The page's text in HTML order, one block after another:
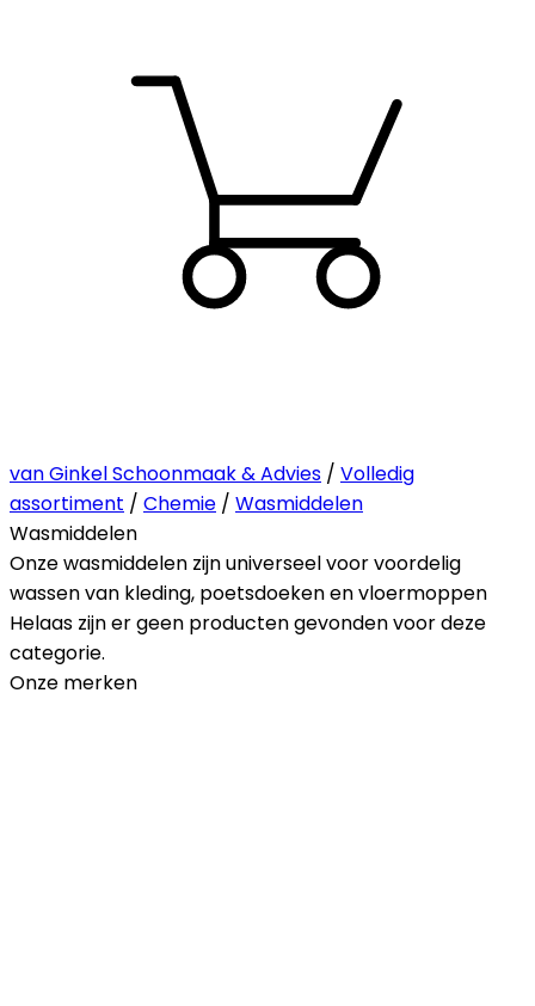
van Ginkel Schoonmaak & Advies / Volledig
assortiment / Chemie / Wasmiddelen
Wasmiddelen
Onze wasmiddelen zijn universeel voor voordelig
wassen van kleding, poetsdoeken en vloermoppen
Helaas zijn er geen producten gevonden voor deze
categorie.
Onze merken